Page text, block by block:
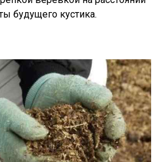
будущего кустика.